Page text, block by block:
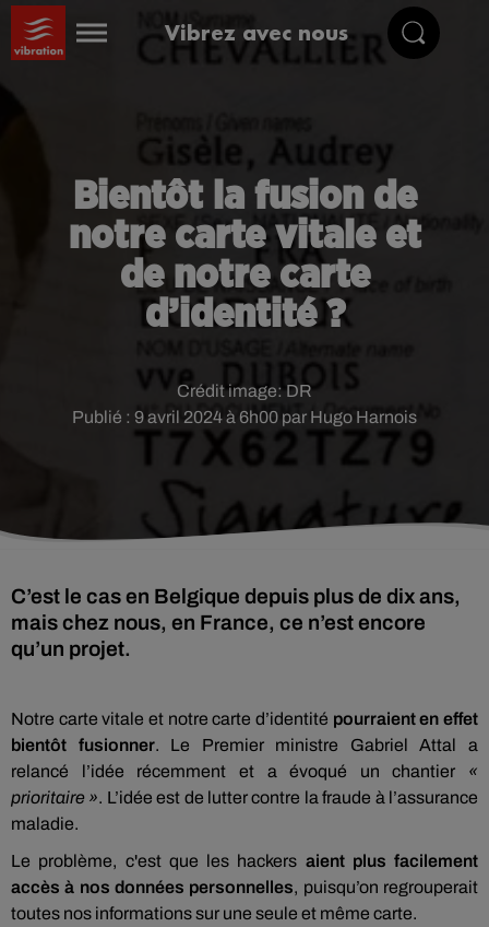
Vibrez avec nous
Bientôt la fusion de
notre carte vitale et
de notre carte
d’identité ?
Publié : 9 avril 2024 à 6h00 par Hugo Harnois
Crédit image: DR
C’est le cas en Belgique depuis plus de dix ans,
mais chez nous, en France, ce n’est encore
qu’un projet.
Notre carte vitale et notre carte d’identité pourraient en effet
bientôt fusionner. Le Premier ministre Gabriel Attal a
relancé l’idée récemment et a évoqué un chantier «
prioritaire ». L’idée est de lutter contre la fraude à l’assurance
maladie.
Le problème, c'est que les hackers aient plus facilement
accès à nos données personnelles, puisqu’on regrouperait
toutes nos informations sur une seule et même carte.